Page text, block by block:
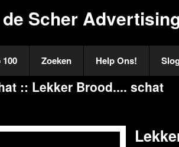
Scher
100 Zoeken Help Ons!
:: Lekker Brood.... schat